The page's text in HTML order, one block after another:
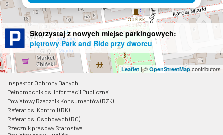
Skorzystaj z nowych miejsc parkingowych:
piętrowy Park and Ride przy dworcu
Leaflet | © OpenStreetMap contributors
Inspektor Ochrony Danych
Pełnomocnik ds. Informacji Publicznej
Powiatowy Rzecznik Konsumentów (RZK)
Referat ds. Kontroli (RK)
Referat ds. Osobowych (RO)
Rzecznik prasowy Starostwa